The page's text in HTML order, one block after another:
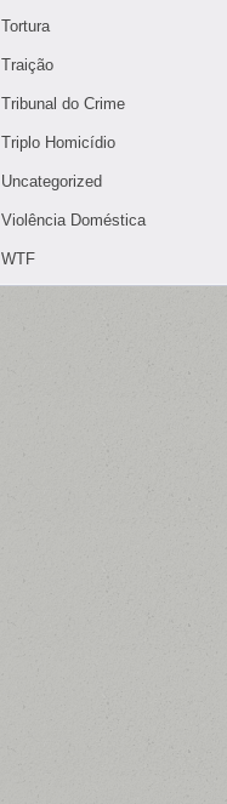
Tortura
Traição
Tribunal do Crime
Triplo Homicídio
Uncategorized
Violência Doméstica
WTF